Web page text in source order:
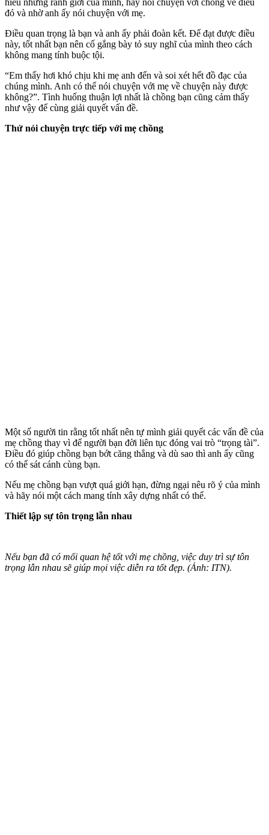
đó và nhờ anh ấy nói chuyện với mẹ.
Điều quan trọng là bạn và anh ấy phải đoàn kết. Để đạt được điều
này, tốt nhất bạn nên cố gắng bày tỏ suy nghĩ của mình theo cách
không mang tính buộc tội.
“Em thấy hơi khó chịu khi mẹ anh đến và soi xét hết đồ đạc của
chúng mình. Anh có thể nói chuyện với mẹ về chuyện này được
không?”. Tình huống thuận lợi nhất là chồng bạn cũng cảm thấy
như vậy để cùng giải quyết vấn đề.
Thử nói chuyện trực tiếp với mẹ chồng
Một số người tin rằng tốt nhất nên tự mình giải quyết các vấn đề của
mẹ chồng thay vì để người bạn đời liên tục đóng vai trò “trọng tài”.
Điều đó giúp chồng bạn bớt căng thẳng và dù sao thì anh ấy cũng
có thể sát cánh cùng bạn.
Nếu mẹ chồng bạn vượt quá giới hạn, đừng ngại nêu rõ ý của mình
và hãy nói một cách mang tính xây dựng nhất có thể.
Thiết lập sự tôn trọng lẫn nhau
Nếu bạn đã có mối quan hệ tốt với mẹ chồng, việc duy trì sự tôn
trọng lẫn nhau sẽ giúp mọi việc diễn ra tốt đẹp. (Ảnh: ITN).